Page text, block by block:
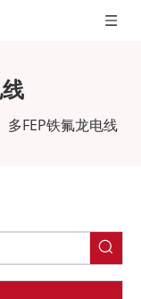
多FEP铁氟龙电线